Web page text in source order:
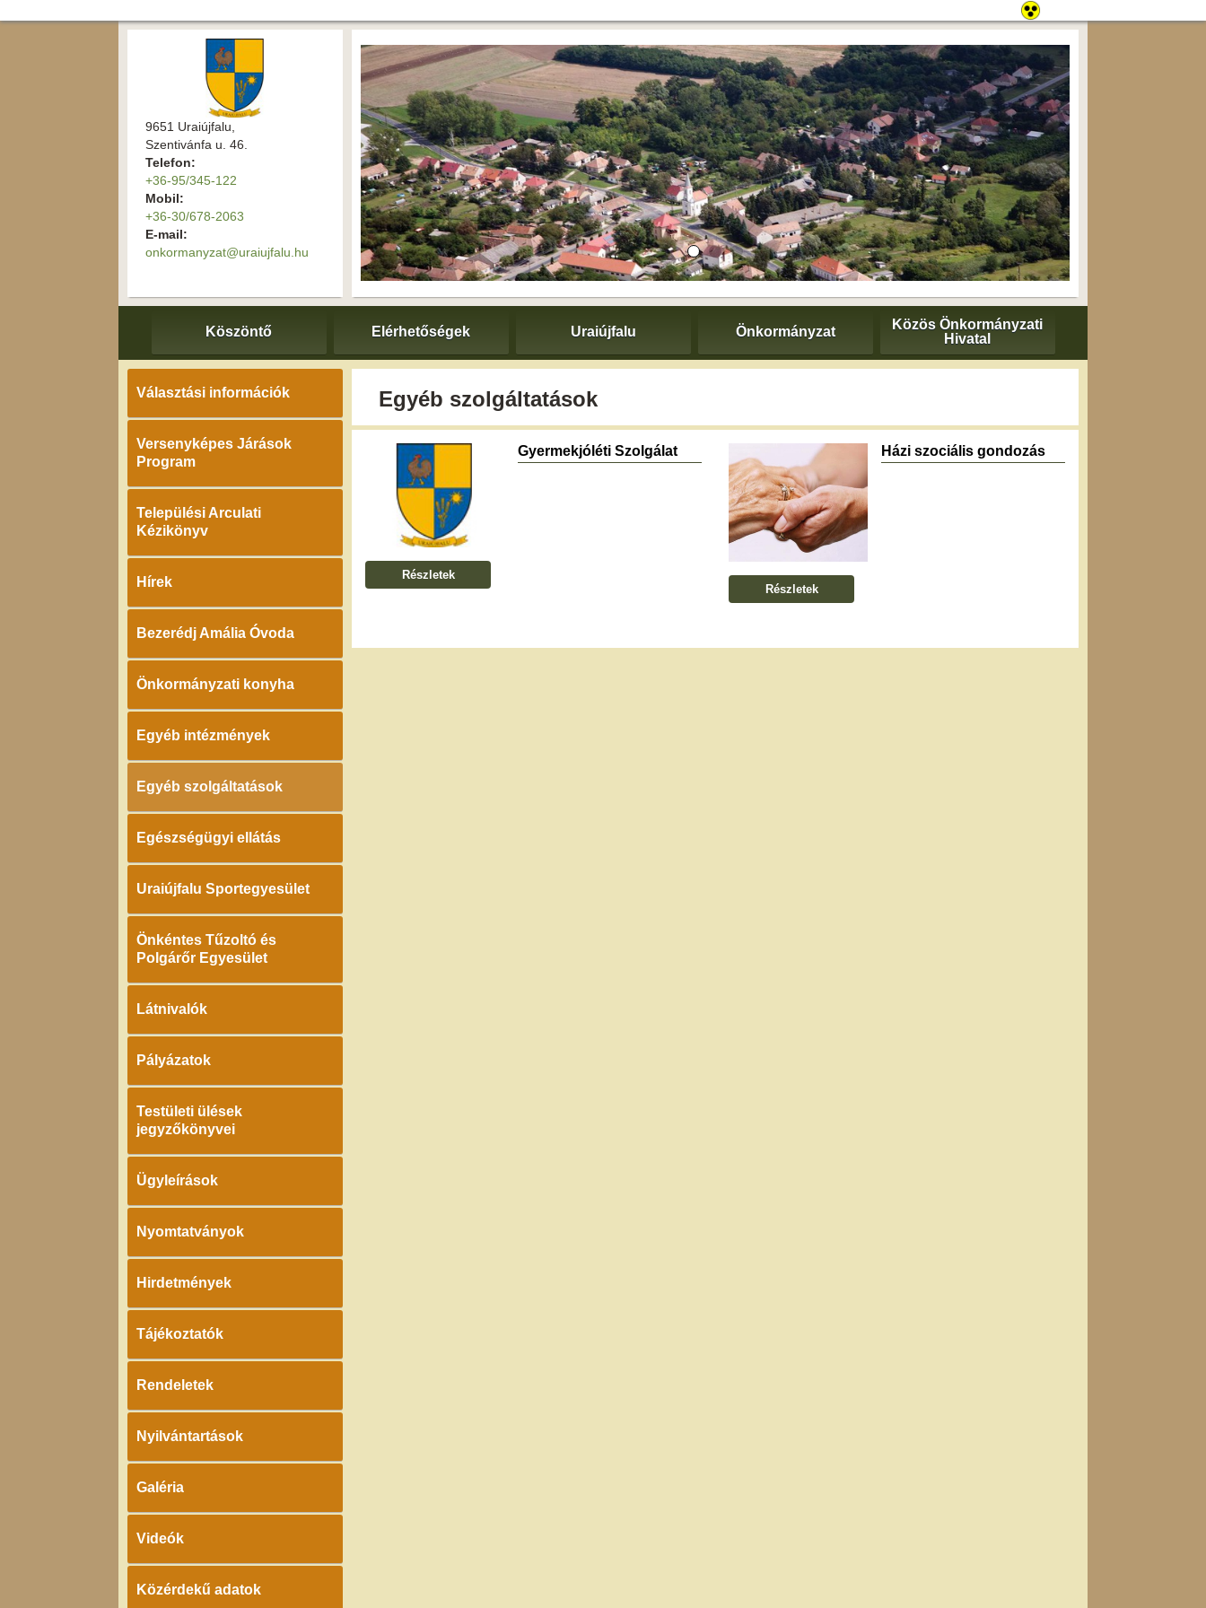
9651 Uraiújfalu,
Szentivánfa u. 46.
Telefon:
+36-95/345-122
Mobil:
+36-30/678-2063
E-mail:
onkormanyzat@uraiujfalu.hu
Köszöntő Elérhetőségek Uraiújfalu Önkormányzat
Közös Önkormányzati
Hivatal
Választási információk
Versenyképes Járások
Program
Települési Arculati
Kézikönyv
Hírek
Bezerédj Amália Óvoda
Önkormányzati konyha
Egyéb intézmények
Egyéb szolgáltatások
Egészségügyi ellátás
Uraiújfalu Sportegyesület
Önkéntes Tűzoltó és
Polgárőr Egyesület
Látnivalók
Pályázatok
Testületi ülések
jegyzőkönyvei
Ügyleírások
Nyomtatványok
Hirdetmények
Tájékoztatók
Rendeletek
Nyilvántartások
Galéria
Videók
Közérdekű adatok
Egyéb szolgáltatások
Gyermekjóléti Szolgálat
Részletek
Házi szociális gondozás
Részletek